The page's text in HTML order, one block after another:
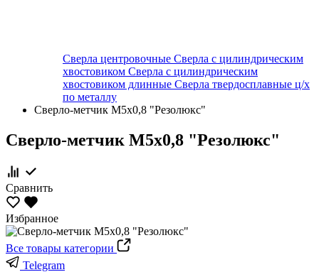
Сверла центровочные Сверла с цилиндрическим
хвостовиком Сверла с цилиндрическим
хвостовиком длинные Сверла твердосплавные ц/х
по металлу
Сверло-метчик М5х0,8 "Резолюкс"
Сверло-метчик М5х0,8 "Резолюкс"
Сравнить
Избранное
Все товары категории
Telegram